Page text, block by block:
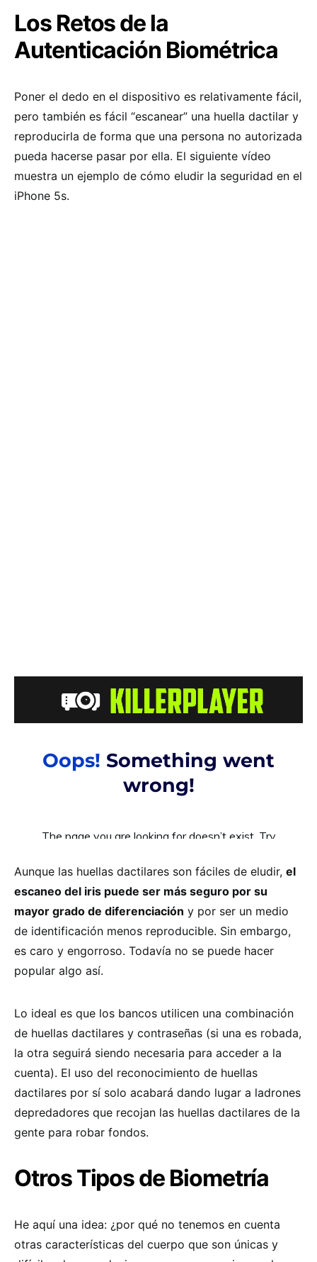
Los Retos de la
Autenticación Biométrica
Poner el dedo en el dispositivo es relativamente fácil,
pero también es fácil “escanear” una huella dactilar y
reproducirla de forma que una persona no autorizada
pueda hacerse pasar por ella. El siguiente vídeo
muestra un ejemplo de cómo eludir la seguridad en el
iPhone 5s.
Aunque las huellas dactilares son fáciles de eludir, el
escaneo del iris puede ser más seguro por su
mayor grado de diferenciación y por ser un medio
de identificación menos reproducible. Sin embargo,
es caro y engorroso. Todavía no se puede hacer
popular algo así.
Lo ideal es que los bancos utilicen una combinación
de huellas dactilares y contraseñas (si una es robada,
la otra seguirá siendo necesaria para acceder a la
cuenta). El uso del reconocimiento de huellas
dactilares por sí solo acabará dando lugar a ladrones
depredadores que recojan las huellas dactilares de la
gente para robar fondos.
Otros Tipos de Biometría
He aquí una idea: ¿por qué no tenemos en cuenta
otras características del cuerpo que son únicas y